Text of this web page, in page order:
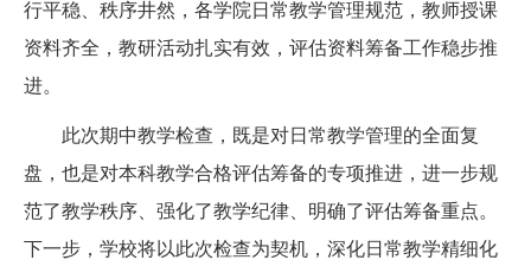
行平稳、秩序井然，各学院日常教学管理规范，教师授课
资料齐全，教研活动扎实有效，评估资料筹备工作稳步推
进。
此次期中教学检查，既是对日常教学管理的全面复
盘，也是对本科教学合格评估筹备的专项推进，进一步规
范了教学秩序、强化了教学纪律、明确了评估筹备重点。
下一步，学校将以此次检查为契机，深化日常教学精细化